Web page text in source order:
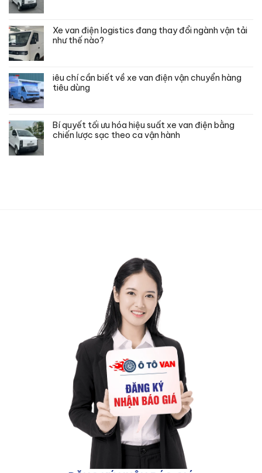
Xe van điện logistics đang thay đổi ngành vận tải
như thế nào?
iêu chí cần biết về xe van điện vận chuyển hàng
tiêu dùng
Bí quyết tối ưu hóa hiệu suất xe van điện bằng
chiến lược sạc theo ca vận hành